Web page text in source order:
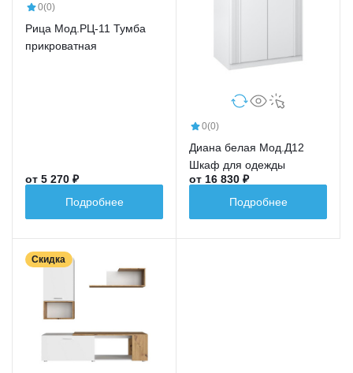
0(0)
Рица Мод.РЦ-11 Тумба
прикроватная
от 5 270 ₽
Подробнее
0(0)
Диана белая Мод.Д12
Шкаф для одежды
от 16 830 ₽
Подробнее
Скидка